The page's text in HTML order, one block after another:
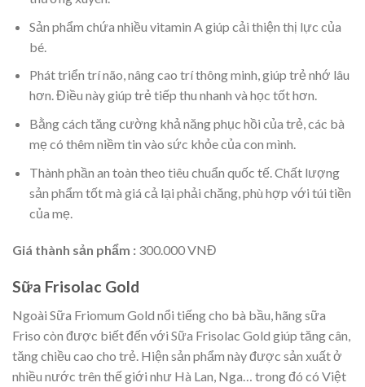
Sản phẩm chứa nhiều vitamin A giúp cải thiện thị lực của
bé.
Phát triển trí não, nâng cao trí thông minh, giúp trẻ nhớ lâu
hơn. Điều này giúp trẻ tiếp thu nhanh và học tốt hơn.
Bằng cách tăng cường khả năng phục hồi của trẻ, các bà
mẹ có thêm niềm tin vào sức khỏe của con mình.
Thành phần an toàn theo tiêu chuẩn quốc tế. Chất lượng
sản phẩm tốt mà giá cả lại phải chăng, phù hợp với túi tiền
của mẹ.
Giá thành sản phẩm : 300.000 VNĐ
Sữa Frisolac Gold
Ngoài Sữa Friomum Gold nổi tiếng cho bà bầu, hãng sữa
Friso còn được biết đến với Sữa Frisolac Gold giúp tăng cân,
tăng chiều cao cho trẻ. Hiện sản phẩm này được sản xuất ở
nhiều nước trên thế giới như Hà Lan, Nga… trong đó có Việt